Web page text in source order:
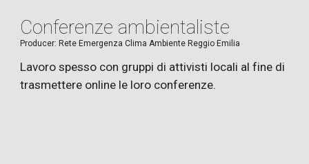
Conferenze ambientaliste
Producer: Rete Emergenza Clima Ambiente Reggio Emilia
Lavoro spesso con gruppi di attivisti locali al fine di
trasmettere online le loro conferenze.